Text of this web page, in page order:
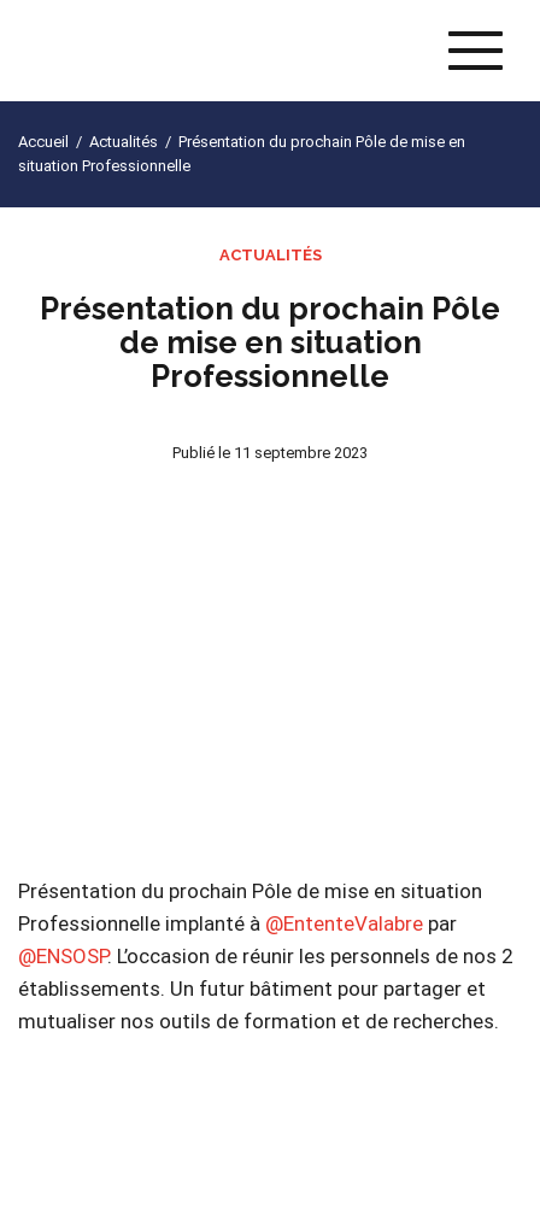
Accueil / Actualités / Présentation du prochain Pôle de mise en
situation Professionnelle
ACTUALITÉS
Présentation du prochain Pôle
de mise en situation
Professionnelle
Publié le 11 septembre 2023
Présentation du prochain Pôle de mise en situation
Professionnelle implanté à @EntenteValabre par
@ENSOSP. L’occasion de réunir les personnels de nos 2
établissements. Un futur bâtiment pour partager et
mutualiser nos outils de formation et de recherches.